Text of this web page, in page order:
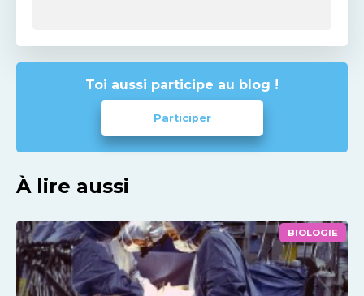
Toi aussi participe au blog !
Participer
À lire aussi
BIOLOGIE